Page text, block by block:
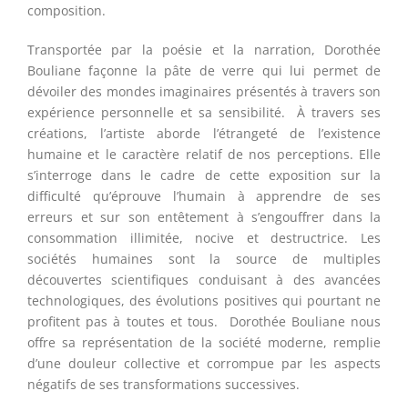
composition.
Transportée par la poésie et la narration, Dorothée
Bouliane façonne la pâte de verre qui lui permet de
dévoiler des mondes imaginaires présentés à travers son
expérience personnelle et sa sensibilité. À travers ses
créations, l’artiste aborde l’étrangeté de l’existence
humaine et le caractère relatif de nos perceptions. Elle
s’interroge dans le cadre de cette exposition sur la
difficulté qu’éprouve l’humain à apprendre de ses
erreurs et sur son entêtement à s’engouffrer dans la
consommation illimitée, nocive et destructrice. Les
sociétés humaines sont la source de multiples
découvertes scientifiques conduisant à des avancées
technologiques, des évolutions positives qui pourtant ne
profitent pas à toutes et tous. Dorothée Bouliane nous
offre sa représentation de la société moderne, remplie
d’une douleur collective et corrompue par les aspects
négatifs de ses transformations successives.